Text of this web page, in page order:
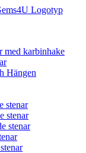
med karbinhake
Hängen
stenar
stenar
stenar